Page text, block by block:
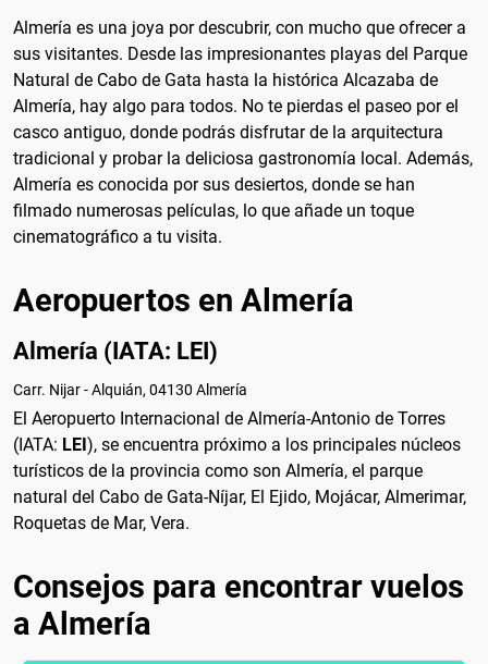
Almería es una joya por descubrir, con mucho que ofrecer a
sus visitantes. Desde las impresionantes playas del Parque
Natural de Cabo de Gata hasta la histórica Alcazaba de
Almería, hay algo para todos. No te pierdas el paseo por el
casco antiguo, donde podrás disfrutar de la arquitectura
tradicional y probar la deliciosa gastronomía local. Además,
Almería es conocida por sus desiertos, donde se han
filmado numerosas películas, lo que añade un toque
cinematográfico a tu visita.
Aeropuertos en Almería
Almería (IATA: LEI)
Carr. Nijar - Alquián, 04130 Almería
El Aeropuerto Internacional de Almería-Antonio de Torres
(IATA: LEI), se encuentra próximo a los principales núcleos
turísticos de la provincia como son Almería, el parque
natural del Cabo de Gata-Níjar, El Ejido, Mojácar, Almerimar,
Roquetas de Mar, Vera.
Consejos para encontrar vuelos
a Almería